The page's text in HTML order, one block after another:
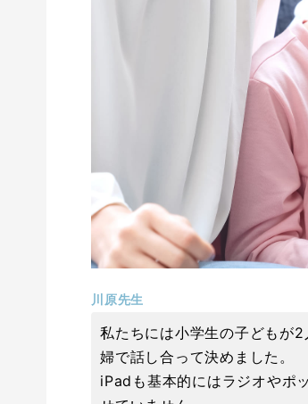
川原先生
私たちには小学生の子どもが
婦で話し合って決めました。
iPadも基本的にはラジオやポ